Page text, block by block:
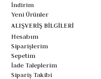
İndirim
Yeni Ürünler
ALIŞVERİŞ BİLGİLERİ
Hesabım
Siparişlerim
Sepetim
İade Taleplerim
Sipariş Takibi